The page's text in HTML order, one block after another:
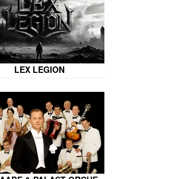
LEX LEGION